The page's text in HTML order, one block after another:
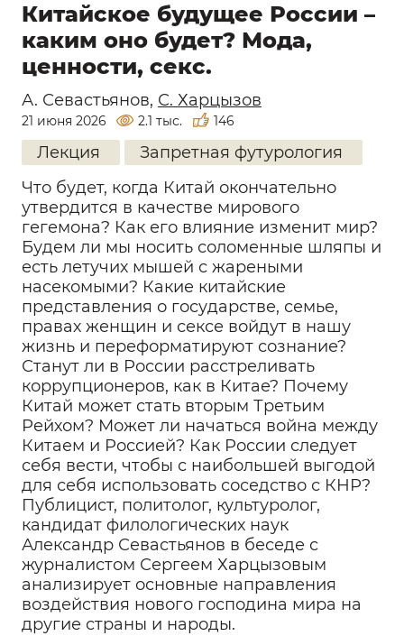
Китайское будущее России –
каким оно будет? Мода,
ценности, секс.
А. Севастьянов, С. Харцызов
21 июня 2026 2.1 тыс. 146
Лекция
Запретная футурология
Что будет, когда Китай окончательно
утвердится в качестве мирового
гегемона? Как его влияние изменит мир?
Будем ли мы носить соломенные шляпы и
есть летучих мышей с жареными
насекомыми? Какие китайские
представления о государстве, семье,
правах женщин и сексе войдут в нашу
жизнь и переформатируют сознание?
Станут ли в России расстреливать
коррупционеров, как в Китае? Почему
Китай может стать вторым Третьим
Рейхом? Может ли начаться война между
Китаем и Россией? Как России следует
себя вести, чтобы с наибольшей выгодой
для себя использовать соседство с КНР?
Публицист, политолог, культуролог,
кандидат филологических наук
Александр Севастьянов в беседе с
журналистом Сергеем Харцызовым
анализирует основные направления
воздействия нового господина мира на
другие страны и народы.